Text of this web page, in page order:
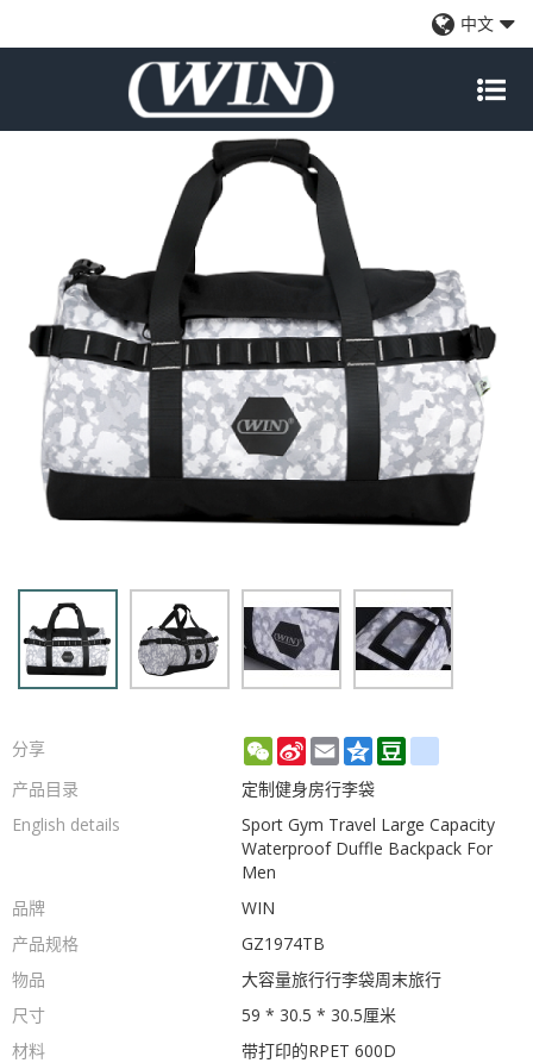
中文
分享 WeChat
Sina
Weibo
EmailQzoneDoubanrenren
产品目录
定制健身房行李袋
English details
Sport Gym Travel Large Capacity
Waterproof Duffle Backpack For
Men
品牌
WIN
产品规格
GZ1974TB
物品
大容量旅行行李袋周末旅行
尺寸
59 * 30.5 * 30.5厘米
材料
带打印的RPET 600D